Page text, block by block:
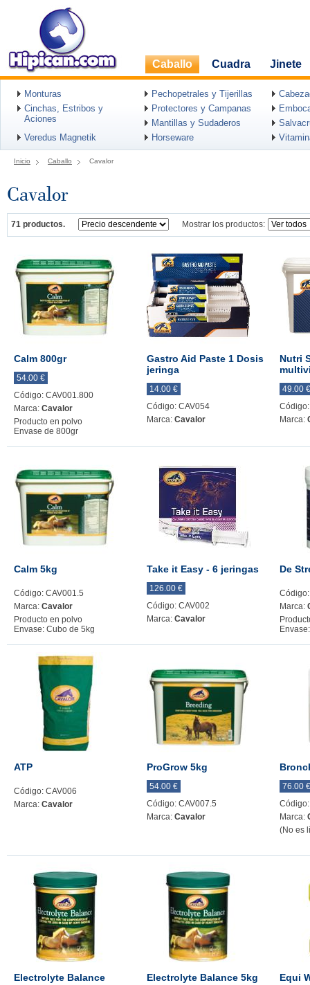
Caballo Cuadra Jinete
Monturas Pechopetrales y Tijerillas
Cinchas, Estribos y
Aciones
Protectores y Campanas
Mantillas y Sudaderos
Veredus Magnetik
Horseware
Inicio Caballo Cavalor
Cavalor
71 productos. Mostrar los productos:
Calm 800gr
54.00 €
Código: CAV001.800
Marca: Cavalor
Producto en polvo
Envase de 800gr
Gastro Aid Paste 1 Dosis
jeringa
14.00 €
Código: CAV054
Marca: Cavalor
Nutri
49.00 €
Marca:
Calm 5kg
Código: CAV001.5
Marca: Cavalor
Producto en polvo
Envase: Cubo de 5kg
Take it Easy - 6 jeringas
126.00 €
Código: CAV002
Marca: Cavalor
De
Marca:
ATP
Código: CAV006
Marca: Cavalor
ProGrow 5kg
54.00 €
Código: CAV007.5
Marca: Cavalor
76.00 €
Marca:
(No es
Electrolyte Balance
Electrolyte Balance 5kg Equi